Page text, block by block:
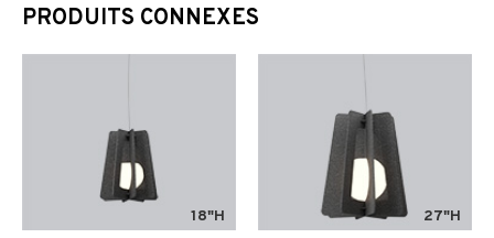
PRODUITS CONNEXES
18"H 27"H